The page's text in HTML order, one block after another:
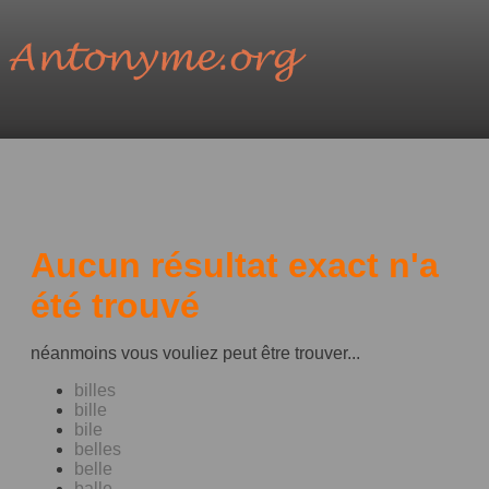
Aucun résultat exact n'a
été trouvé
néanmoins vous vouliez peut être trouver...
billes
bille
bile
belles
belle